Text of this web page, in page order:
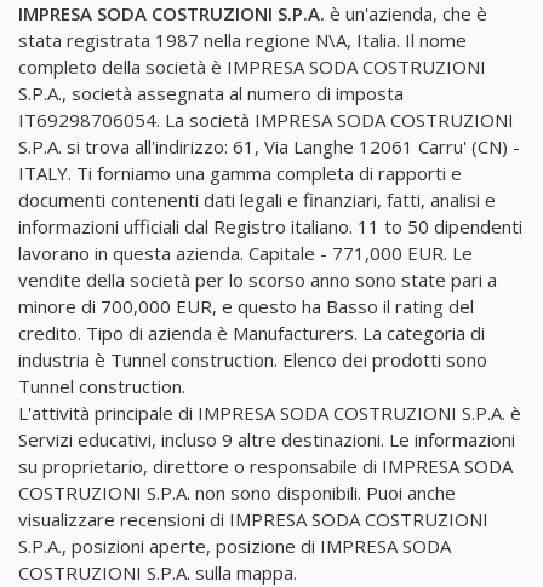
IMPRESA SODA COSTRUZIONI S.P.A. è un'azienda, che è
stata registrata 1987 nella regione N\A, Italia. Il nome
completo della società è IMPRESA SODA COSTRUZIONI
S.P.A., società assegnata al numero di imposta
IT69298706054. La società IMPRESA SODA COSTRUZIONI
S.P.A. si trova all'indirizzo: 61, Via Langhe 12061 Carru' (CN) -
ITALY. Ti forniamo una gamma completa di rapporti e
documenti contenenti dati legali e finanziari, fatti, analisi e
informazioni ufficiali dal Registro italiano. 11 to 50 dipendenti
lavorano in questa azienda. Capitale - 771,000 EUR. Le
vendite della società per lo scorso anno sono state pari a
minore di 700,000 EUR, e questo ha Basso il rating del
credito. Tipo di azienda è Manufacturers. La categoria di
industria è Tunnel construction. Elenco dei prodotti sono
Tunnel construction.
L'attività principale di IMPRESA SODA COSTRUZIONI S.P.A. è
Servizi educativi, incluso 9 altre destinazioni. Le informazioni
su proprietario, direttore o responsabile di IMPRESA SODA
COSTRUZIONI S.P.A. non sono disponibili. Puoi anche
visualizzare recensioni di IMPRESA SODA COSTRUZIONI
S.P.A., posizioni aperte, posizione di IMPRESA SODA
COSTRUZIONI S.P.A. sulla mappa.